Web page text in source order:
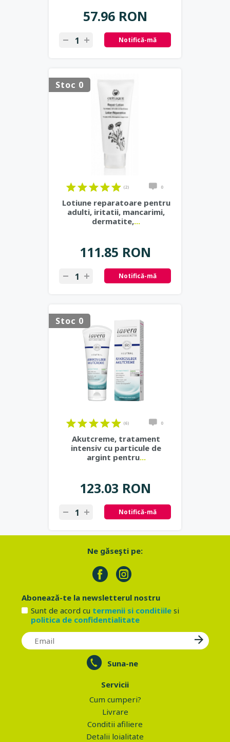
57.96 RON
Notifică-mă
Stoc 0
(2) 0
Lotiune reparatoare pentru
adulti, iritatii, mancarimi,
dermatite,...
111.85 RON
Notifică-mă
Stoc 0
(6) 0
Akutcreme, tratament
intensiv cu particule de
argint pentru...
123.03 RON
Notifică-mă
Ne găseşti pe:
Abonează-te la newsletterul nostru
Sunt de acord cu termenii si conditiilesi
politica de confidentialitate
Suna-ne
Servicii
Cum cumperi?
Livrare
Conditii afiliere
Detalii loialitate